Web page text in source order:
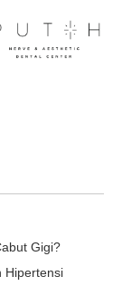
Gigi?
Hipertensi